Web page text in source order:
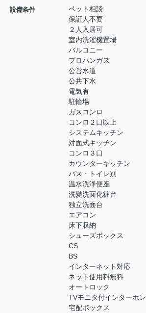
設備条件
ペット相談
保証人不要
２人入居可
室内洗濯機置場
バルコニー
プロパンガス
公営水道
公共下水
電気有
駐輪場
ガスコンロ
コンロ２口以上
システムキッチン
対面式キッチン
コンロ３口
カウンターキッチン
バス・トイレ別
温水洗浄便座
洗髪洗面化粧台
独立洗面台
エアコン
床下収納
シューズボックス
CS
BS
インターネット対応
ネット使用料無料
オートロック
TVモニタ付インターホン
宅配ボックス